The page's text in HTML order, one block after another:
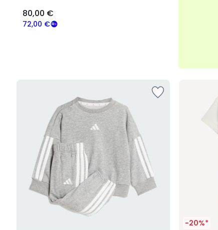
72,00 €
80,00 €
-20%*